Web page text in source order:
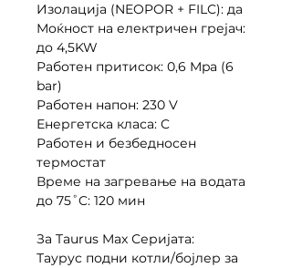
Изолација (NEOPOR + FILC): да
Моќност на електричен грејач:
до 4,5KW
Работен притисок: 0,6 Mpa (6
bar)
Работен напон: 230 V
Енергетска класа: C
Работен и безбедносен
термостат
Време на загревање на водата
до 75˚C: 120 мин
За Taurus Max Серијата:
Таурус подни котли/бојлер за